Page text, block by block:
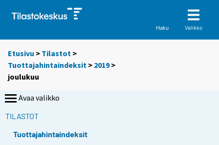
Haku Valikko
Etusivu > Tilastot >
Tuottajahintaindeksit > 2019>
joulukuu
Avaa valikko
TILASTOT
Tuottajahintaindeksit